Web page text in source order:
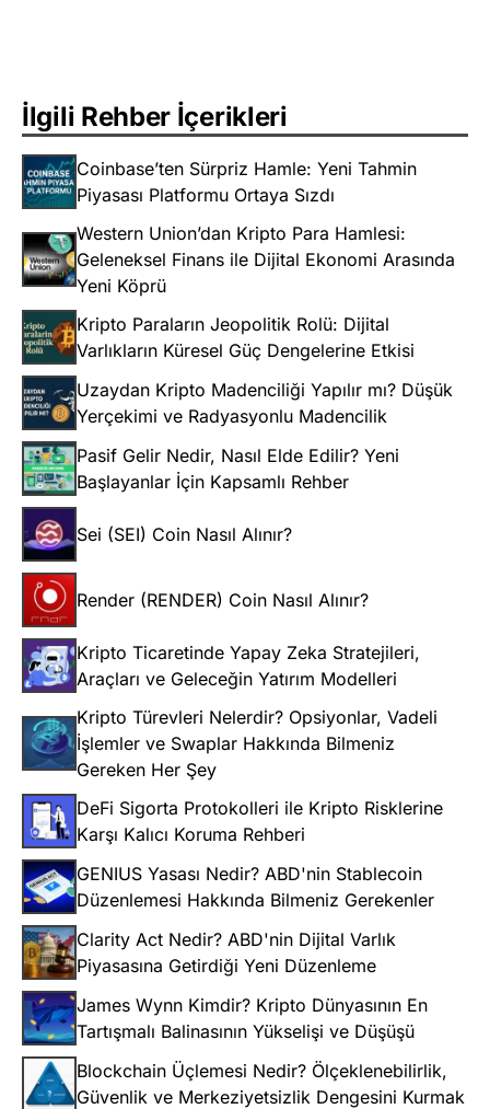
İlgili Rehber İçerikleri
Coinbase’ten Sürpriz Hamle: Yeni Tahmin
Piyasası Platformu Ortaya Sızdı
Western Union’dan Kripto Para Hamlesi:
Geleneksel Finans ile Dijital Ekonomi Arasında
Yeni Köprü
Kripto Paraların Jeopolitik Rolü: Dijital
Varlıkların Küresel Güç Dengelerine Etkisi
Uzaydan Kripto Madenciliği Yapılır mı? Düşük
Yerçekimi ve Radyasyonlu Madencilik
Pasif Gelir Nedir, Nasıl Elde Edilir? Yeni
Başlayanlar İçin Kapsamlı Rehber
Sei (SEI) Coin Nasıl Alınır?
Render (RENDER) Coin Nasıl Alınır?
Kripto Ticaretinde Yapay Zeka Stratejileri,
Araçları ve Geleceğin Yatırım Modelleri
Kripto Türevleri Nelerdir? Opsiyonlar, Vadeli
İşlemler ve Swaplar Hakkında Bilmeniz
Gereken Her Şey
DeFi Sigorta Protokolleri ile Kripto Risklerine
Karşı Kalıcı Koruma Rehberi
GENIUS Yasası Nedir? ABD'nin Stablecoin
Düzenlemesi Hakkında Bilmeniz Gerekenler
Clarity Act Nedir? ABD'nin Dijital Varlık
Piyasasına Getirdiği Yeni Düzenleme
James Wynn Kimdir? Kripto Dünyasının En
Tartışmalı Balinasının Yükselişi ve Düşüşü
Blockchain Üçlemesi Nedir? Ölçeklenebilirlik,
Güvenlik ve Merkeziyetsizlik Dengesini Kurmak